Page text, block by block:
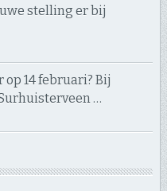
stelling er bij
14 februari? Bij
…